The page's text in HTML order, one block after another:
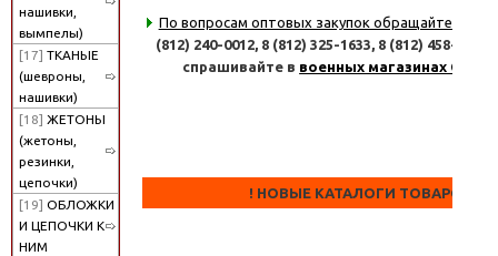
нашивки,
вымпелы)
[17] ТКАНЫЕ
(шевроны,
нашивки)
[18] ЖЕТОНЫ
(жетоны,
резинки,
цепочки)
[19] ОБЛОЖКИ
И ЦЕПОЧКИ К
НИМ
По вопросам оптовых закупок обращайтесь
(812) 240-0012, 8 (812) 325-1633, 8 (812) 458-8347
спрашивайте в военных магазинах СПб
! НОВЫЕ КАТАЛОГИ ТОВАРОВ !